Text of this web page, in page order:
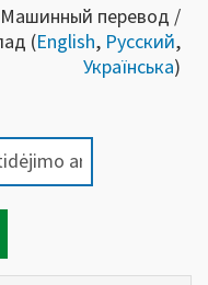
перевод /
(English, Русский,
Українська)